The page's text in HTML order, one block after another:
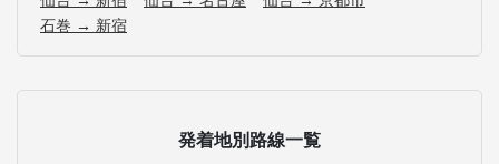
石巻 → 新宿
発着地別路線一覧